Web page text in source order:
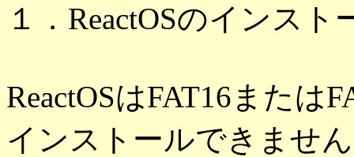
１．ReactOSのインスト
ReactOSはFAT16または
インストールできませ